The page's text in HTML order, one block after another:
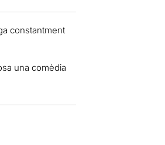
constantment
una comèdia